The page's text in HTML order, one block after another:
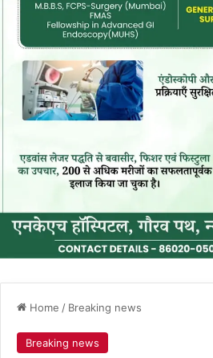
Home / Breaking news
Breaking news